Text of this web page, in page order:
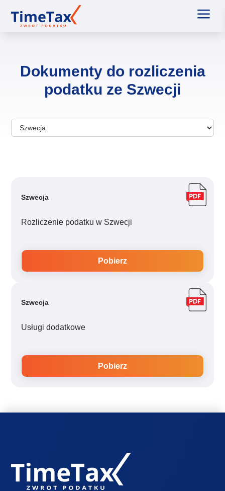
a
Dokumenty do rozliczenia
podatku ze Szwecji
Szwecja
Rozliczenie podatku w Szwecji
Pobierz
Szwecja
Usługi dodatkowe
Pobierz